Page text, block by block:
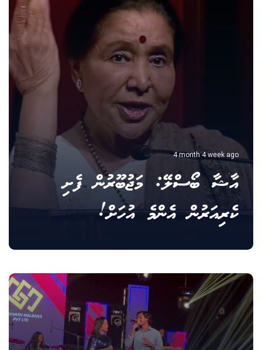
4 month 4 week ago
އާޝާ ބޯސްލޭ: މަޖުބޫރުން ފެށި
ކެރިއަރުން އެންމެ އުހަށް!